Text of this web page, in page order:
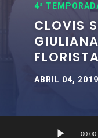
4ª
CLOVIS
ABRIL 04, 2019
Tocador
00:00